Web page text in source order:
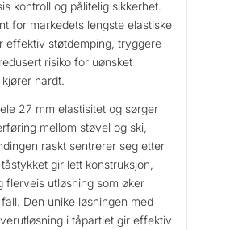
kontroll og pålitelig sikkerhet.
for markedets lengste elastiske
effektiv støtdemping, tryggere
risiko for uønsket
hardt.
27 mm elastisitet og sørger
mellom støvel og ski,
raskt sentrerer seg etter
gir lett konstruksjon,
flerveis utløsning som øker
Den unike løsningen med
i tåpartiet gir effektiv